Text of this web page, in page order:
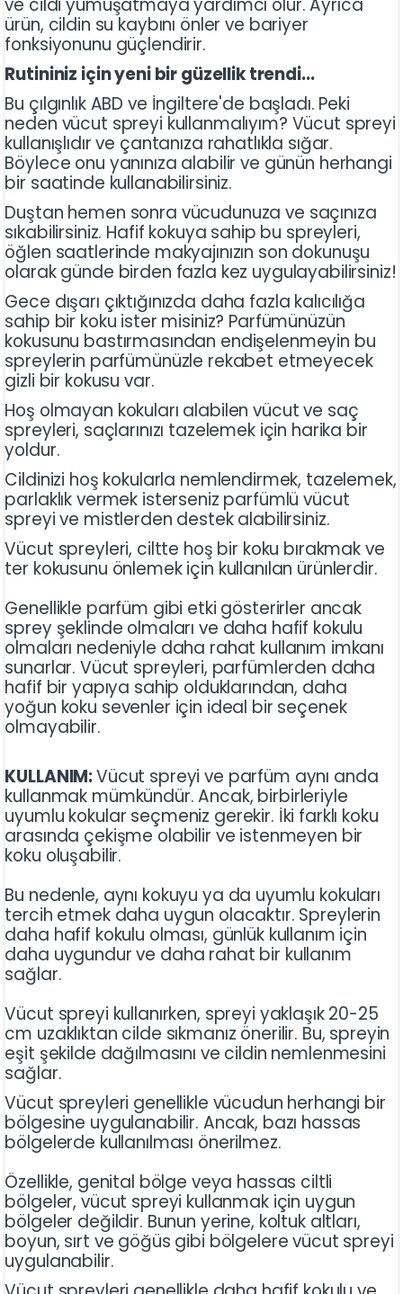
ürün, cildin su kaybını önler ve bariyer
fonksiyonunu güçlendirir.
Rutininiz için yeni bir güzellik trendi...
Bu çılgınlık ABD ve İngiltere'de başladı. Peki
neden vücut spreyi kullanmalıyım? Vücut spreyi
kullanışlıdır ve çantanıza rahatlıkla sığar.
Böylece onu yanınıza alabilir ve günün herhangi
bir saatinde kullanabilirsiniz.
Duştan hemen sonra vücudunuza ve saçınıza
sıkabilirsiniz. Hafif kokuya sahip bu spreyleri,
öğlen saatlerinde makyajınızın son dokunuşu
olarak günde birden fazla kez uygulayabilirsiniz!
Gece dışarı çıktığınızda daha fazla kalıcılığa
sahip bir koku ister misiniz? Parfümünüzün
kokusunu bastırmasından endişelenmeyin bu
spreylerin parfümünüzle rekabet etmeyecek
gizli bir kokusu var.
Hoş olmayan kokuları alabilen vücut ve saç
spreyleri, saçlarınızı tazelemek için harika bir
yoldur.
Cildinizi hoş kokularla nemlendirmek, tazelemek,
parlaklık vermek isterseniz parfümlü vücut
spreyi ve mistlerden destek alabilirsiniz.
Vücut spreyleri, ciltte hoş bir koku bırakmak ve
ter kokusunu önlemek için kullanılan ürünlerdir.
Genellikle parfüm gibi etki gösterirler ancak
sprey şeklinde olmaları ve daha hafif kokulu
olmaları nedeniyle daha rahat kullanım imkanı
sunarlar. Vücut spreyleri, parfümlerden daha
hafif bir yapıya sahip olduklarından, daha
yoğun koku sevenler için ideal bir seçenek
olmayabilir.
KULLANIM:Vücut spreyi ve parfüm aynı anda
kullanmak mümkündür. Ancak, birbirleriyle
uyumlu kokular seçmeniz gerekir. İki farklı koku
arasında çekişme olabilir ve istenmeyen bir
koku oluşabilir.
Bu nedenle, aynı kokuyu ya da uyumlu kokuları
tercih etmek daha uygun olacaktır. Spreylerin
daha hafif kokulu olması, günlük kullanım için
daha uygundur ve daha rahat bir kullanım
sağlar.
Vücut spreyi kullanırken, spreyi yaklaşık 20-25
cm uzaklıktan cilde sıkmanız önerilir. Bu, spreyin
eşit şekilde dağılmasını ve cildin nemlenmesini
sağlar.
Vücut spreyleri genellikle vücudun herhangi bir
bölgesine uygulanabilir. Ancak, bazı hassas
bölgelerde kullanılması önerilmez.
Özellikle, genital bölge veya hassas ciltli
bölgeler, vücut spreyi kullanmak için uygun
bölgeler değildir. Bunun yerine, koltuk altları,
boyun, sırt ve göğüs gibi bölgelere vücut spreyi
uygulanabilir.